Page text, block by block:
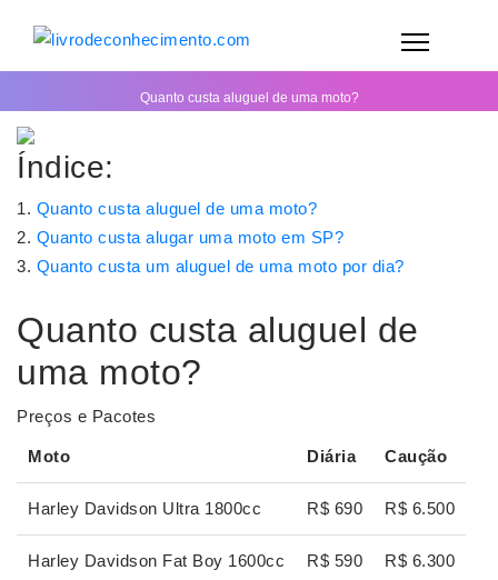
Quanto custa aluguel de uma moto?
Índice:
Quanto custa aluguel de uma moto?
Quanto custa alugar uma moto em SP?
Quanto custa um aluguel de uma moto por dia?
Quanto custa aluguel de
uma moto?
Preços e Pacotes
Moto Diária Caução
Harley Davidson Ultra 1800cc R$ 690 R$ 6.500
Harley Davidson Fat Boy 1600cc R$ 590 R$ 6.300